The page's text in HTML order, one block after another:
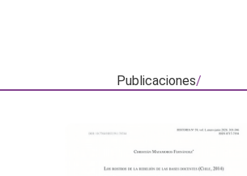
Publicaciones/